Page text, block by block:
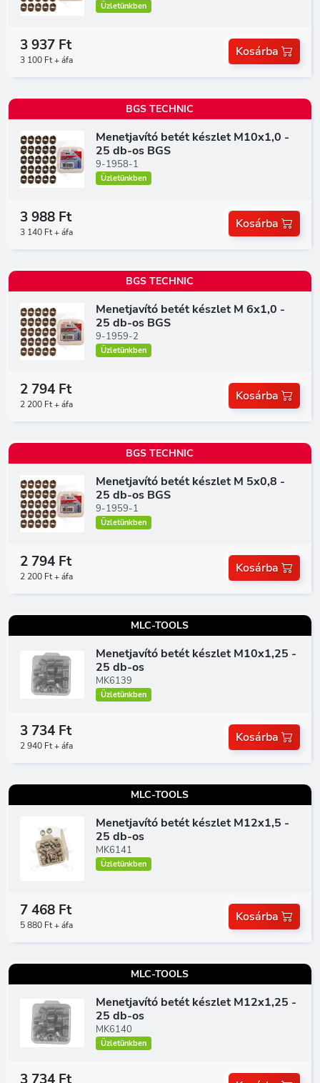
Üzletünkben
3 937 Ft
3 100 Ft + áfa
Kosárba
BGS TECHNIC
Menetjavító betét készlet M10x1,0 -
25 db-os BGS
9-1958-1
Üzletünkben
3 988 Ft
3 140 Ft + áfa
Kosárba
BGS TECHNIC
Menetjavító betét készlet M 6x1,0 -
25 db-os BGS
9-1959-2
Üzletünkben
2 794 Ft
2 200 Ft + áfa
Kosárba
BGS TECHNIC
Menetjavító betét készlet M 5x0,8 -
25 db-os BGS
9-1959-1
Üzletünkben
2 794 Ft
2 200 Ft + áfa
Kosárba
MLC-TOOLS
Menetjavító betét készlet M10x1,25 -
25 db-os
MK6139
Üzletünkben
3 734 Ft
2 940 Ft + áfa
Kosárba
MLC-TOOLS
Menetjavító betét készlet M12x1,5 -
25 db-os
MK6141
Üzletünkben
7 468 Ft
5 880 Ft + áfa
Kosárba
MLC-TOOLS
Menetjavító betét készlet M12x1,25 -
25 db-os
MK6140
Üzletünkben